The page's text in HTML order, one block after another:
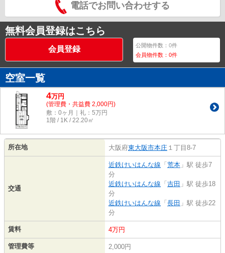
電話でお問い合わせする
無料会員登録はこちら
会員登録 公開物件数：0件
会員物件数：0件
空室一覧
4万円
(管理費・共益費 2,000円)
敷：0ヶ月｜礼：5万円
1階 / 1K / 22.20㎡
所在地 大阪府東大阪市本庄 １丁目8-7
交通
近鉄けいはんな線 「 荒本 」駅 徒歩7
分
近鉄けいはんな線 「 吉田 」駅 徒歩18
分
近鉄けいはんな線 「 長田 」駅 徒歩22
分
賃料 4万円
管理費等 2,000円